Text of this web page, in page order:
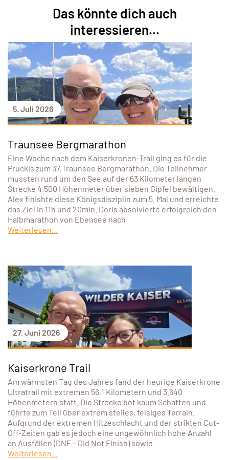
Das könnte dich auch
interessieren...
5. Juli 2026
Traunsee Bergmarathon
Eine Woche nach dem Kaiserkronen-Trail ging es für die
Pruckis zum 37.Traunsee Bergmarathon. Die Teilnehmer
mussten rund um den See auf der 63 Kilometer langen
Strecke 4.500 Höhenmeter über sieben Gipfel bewältigen.
Alex finishte diese Königsdisziplin zum 5. Mal und erreichte
das Ziel in 11h und 20min. Doris absolvierte erfolgreich den
Halbmarathon von Ebensee nach
Weiterlesen...
27. Juni 2026
Kaiserkrone Trail
Am wärmsten Tag des Jahres fand der heurige Kaiserkrone
Ultratrail mit extremen 56,1 Kilometern und 3.640
Höhenmetern statt. Die Strecke bot kaum Schatten und
führte zum Teil über extrem steiles, felsiges Terrain.
Aufgrund der extremen Hitzeschlacht und der strikten Cut-
Off-Zeiten gab es jedoch eine ungewöhnlich hohe Anzahl
an Ausfällen (DNF – Did Not Finish) sowie
Weiterlesen...